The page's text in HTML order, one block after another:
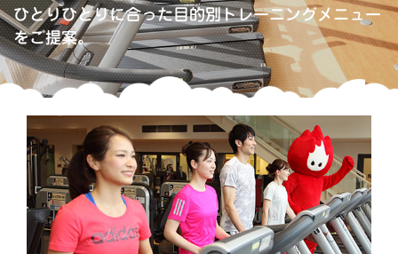
ひとりひとりに合った目的別トレーニングメニュー
をご提案。